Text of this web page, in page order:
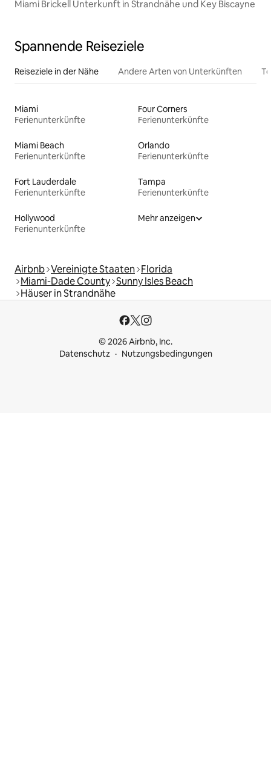
Miami Brickell Unterkunft in Strandnähe und Key Biscayne
Spannende Reiseziele
Reiseziele in der Nähe Andere Arten von Unterkünften
Miami
Ferienunterkünfte
Four Corners
Ferienunterkünfte
Miami Beach
Ferienunterkünfte
Orlando
Ferienunterkünfte
Fort Lauderdale
Ferienunterkünfte
Tampa
Ferienunterkünfte
Hollywood
Ferienunterkünfte
Mehr anzeigen
Airbnb Vereinigte Staaten Florida
Miami-Dade County Sunny Isles Beach
Häuser in Strandnähe
© 2026 Airbnb, Inc.
Datenschutz
Nutzungsbedingungen